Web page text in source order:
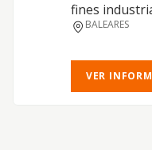
fines
BALEARES
VER